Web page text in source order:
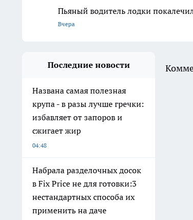
Пьяный водитель лодки
Вчера
Последние новости
Названа самая полезная
крупа - в разы лучше гречки:
избавляет от запоров и
сжигает жир
04:48
Набрала разделочных досок
в Fix Price не для готовки:3
нестандартных способа их
применить на даче